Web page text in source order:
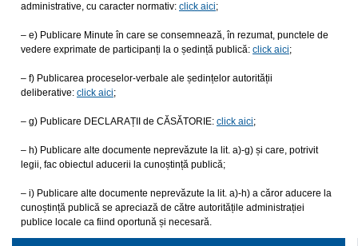
administrative, cu caracter normativ: click aici;
– e) Publicare Minute în care se consemnează, în rezumat, punctele de
vedere exprimate de participanți la o ședință publică: click aici;
– f) Publicarea proceselor-verbale ale ședințelor autorității
deliberative: click aici;
– g) Publicare DECLARAȚII de CĂSĂTORIE: click aici;
– h) Publicare alte documente neprevăzute la lit. a)-g) și care, potrivit
legii, fac obiectul aducerii la cunoștință publică;
– i) Publicare alte documente neprevăzute la lit. a)-h) a căror aducere la
cunoștință publică se apreciază de către autoritățile administrației
publice locale ca fiind oportună și necesară.